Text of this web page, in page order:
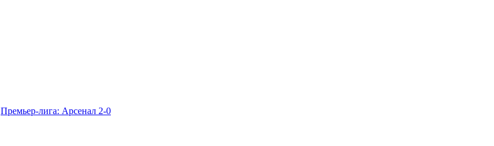
Премьер-лига: Арсенал 2-0